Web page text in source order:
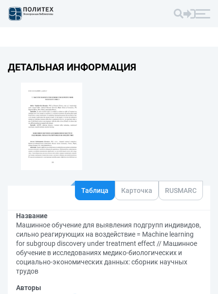
ДЕТАЛЬНАЯ ИНФОРМАЦИЯ
Таблица Карточка RUSMARC
Название
Машинное обучение для выявления подгрупп индивидов,
сильно реагирующих на воздействие = Machine learning
for subgroup discovery under treatment effect // Машинное
обучение в исследованиях медико-биологических и
социально-экономических данных: сборник научных
трудов
Авторы